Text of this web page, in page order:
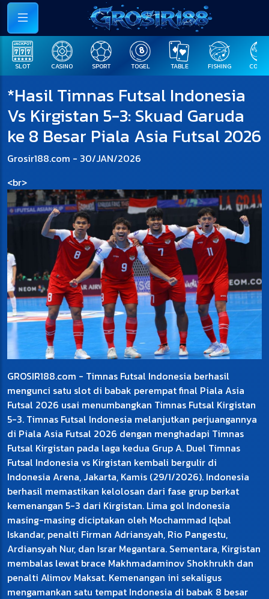
SLOT CASINO SPORT TOGEL TABLE FISHING COCK
*Hasil Timnas Futsal Indonesia
Vs Kirgistan 5-3: Skuad Garuda
ke 8 Besar Piala Asia Futsal 2026
Grosir188.com - 30/JAN/2026
<br>
GROSIR188.com - Timnas Futsal Indonesia berhasil
mengunci satu slot di babak perempat final Piala Asia
Futsal 2026 usai menumbangkan Timnas Futsal Kirgistan
5-3. Timnas Futsal Indonesia melanjutkan perjuangannya
di Piala Asia Futsal 2026 dengan menghadapi Timnas
Futsal Kirgistan pada laga kedua Grup A. Duel Timnas
Futsal Indonesia vs Kirgistan kembali bergulir di
Indonesia Arena, Jakarta, Kamis (29/1/2026). Indonesia
berhasil memastikan kelolosan dari fase grup berkat
kemenangan 5-3 dari Kirgistan. Lima gol Indonesia
masing-masing diciptakan oleh Mochammad Iqbal
Iskandar, penalti Firman Adriansyah, Rio Pangestu,
Ardiansyah Nur, dan Israr Megantara. Sementara, Kirgistan
membalas lewat brace Makhmadaminov Shokhrukh dan
penalti Alimov Maksat. Kemenangan ini sekaligus
mengamankan satu tempat Indonesia di babak 8 besar